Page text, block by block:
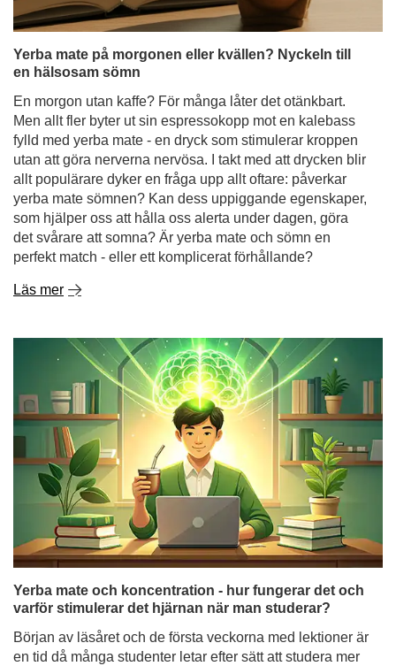
Men allt fler byter ut sin espressokopp mot en kalebass
fylld med yerba mate - en dryck som stimulerar kroppen
utan att göra nerverna nervösa. I takt med att drycken blir
allt populärare dyker en fråga upp allt oftare: påverkar
som hjälper oss att hålla oss alerta under dagen, göra
det svårare att somna? Är yerba mate och sömn en
perfekt match - eller ett komplicerat förhållande?
Läs mer
Yerba mate och koncentration - hur fungerar det och
varför stimulerar det hjärnan när man studerar?
Början av läsåret och de första veckorna med lektioner är
en tid då många studenter letar efter sätt att studera mer
effektivt, förbereda sig för lektioner och förlänga sina
fokusperioder. Och inte bara studenter - även personer
som arbetar med mentalt arbete, programmerare eller
starkt som kaffe, eller fungerar det annorlunda?